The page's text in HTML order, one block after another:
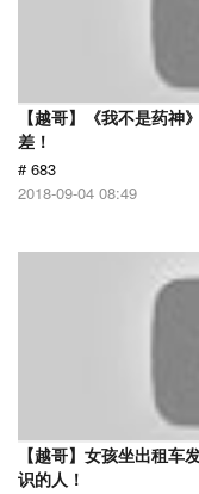
【越哥】《我不是药神
差！
# 683
2018-09-04 08:49
【越哥】女孩坐出租车
识的人！